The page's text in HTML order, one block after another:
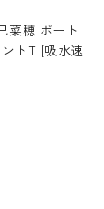
菜穂 ポート
トT [吸水速